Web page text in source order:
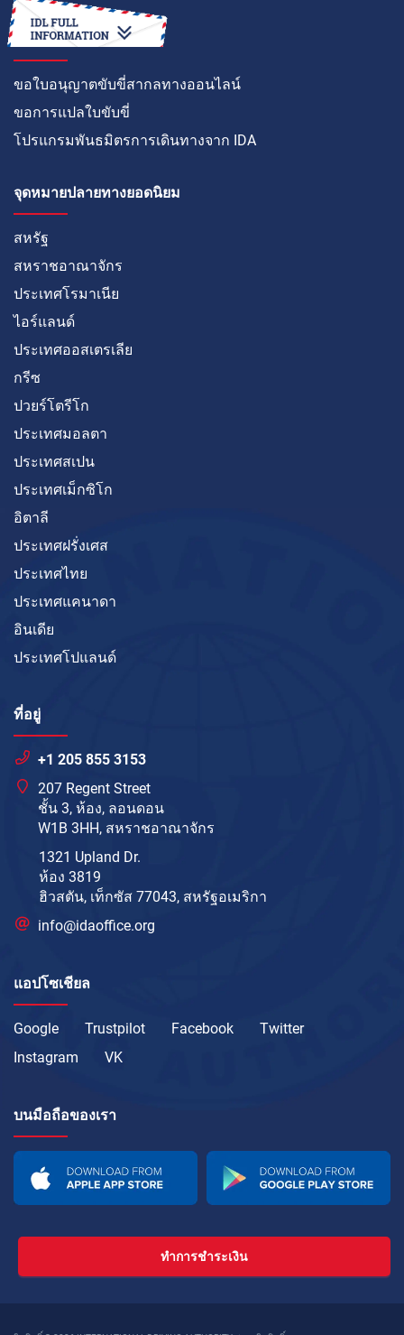
วิธีการ
ขอใบอนุญาตขับขี่สากลทางออนไลน์
ขอการแปลใบขับขี่
โปรแกรมพันธมิตรการเดินทางจาก IDA
จุดหมายปลายทางยอดนิยม
สหรัฐ
สหราชอาณาจักร
ประเทศโรมาเนีย
ไอร์แลนด์
ประเทศออสเตรเลีย
กรีซ
ปวยร์โตรีโก
ประเทศมอลตา
ประเทศสเปน
ประเทศเม็กซิโก
อิตาลี
ประเทศฝรั่งเศส
ประเทศไทย
ประเทศแคนาดา
อินเดีย
ประเทศโปแลนด์
ที่อยู่
+1 205 855 3153
207 Regent Street
ชั้น 3, ห้อง, ลอนดอน
W1B 3HH, สหราชอาณาจักร
1321 Upland Dr.
ห้อง 3819
ฮิวสตัน, เท็กซัส 77043, สหรัฐอเมริกา
info@idaoffice.org
แอปโซเชียล
Google Trustpilot Facebook
Twitter
Instagram
VK
บนมือถือของเรา
ทำการชำระเงิน